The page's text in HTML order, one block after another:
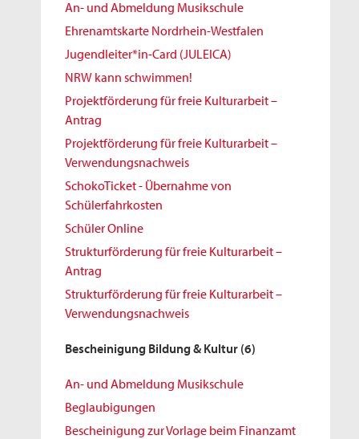
An- und Abmeldung Musikschule
Ehrenamtskarte Nordrhein-Westfalen
Jugendleiter*in-Card (JULEICA)
NRW kann schwimmen!
Projektförderung für freie Kulturarbeit –
Antrag
Projektförderung für freie Kulturarbeit –
Verwendungsnachweis
SchokoTicket - Übernahme von
Schülerfahrkosten
Schüler Online
Strukturförderung für freie Kulturarbeit –
Antrag
Strukturförderung für freie Kulturarbeit –
Verwendungsnachweis
Bescheinigung Bildung & Kultur (6)
An- und Abmeldung Musikschule
Beglaubigungen
Bescheinigung zur Vorlage beim Finanzamt